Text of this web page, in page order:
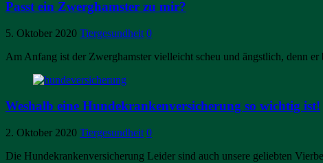
Passt ein Zwerghamster zu mir?
5. Oktober 2020 Tiergesundheit 0
Am Anfang ist der Zwerghamster vielleicht scheu und ängstlich, denn
Weshalb eine Hundekrankenversicherung so wichtig ist!
2. Oktober 2020 Tiergesundheit 0
Die Hundekrankenversicherung Leider sind auch unsere geliebten